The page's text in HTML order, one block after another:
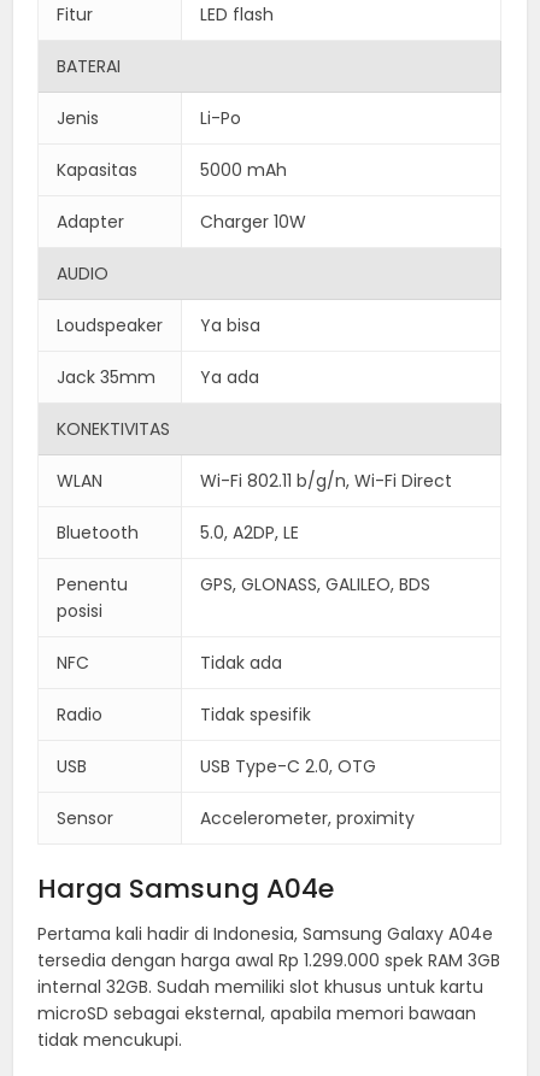
Fitur LED flash
BATERAI
Jenis Li-Po
Kapasitas 5000 mAh
Adapter Charger 10W
AUDIO
Loudspeaker Ya bisa
Jack 35mm Ya ada
KONEKTIVITAS
WLAN Wi-Fi 802.11 b/g/n, Wi-Fi Direct
Bluetooth 5.0, A2DP, LE
Penentu
posisi
GPS, GLONASS, GALILEO, BDS
NFC Tidak ada
Radio Tidak spesifik
USB USB Type-C 2.0, OTG
Sensor Accelerometer, proximity
Harga Samsung A04e
Pertama kali hadir di Indonesia, Samsung Galaxy A04e
tersedia dengan harga awal Rp 1.299.000 spek RAM 3GB
internal 32GB. Sudah memiliki slot khusus untuk kartu
microSD sebagai eksternal, apabila memori bawaan
tidak mencukupi.